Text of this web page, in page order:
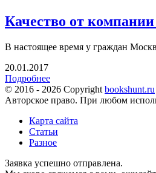
Качество от
В настоящее время у граждан
20.01.2017
Подробнее
© 2016 - 2026 Copyright bookshunt.ru
Авторское право. При любом
Карта сайта
Статьи
Разное
Заявка успешно отправлена.